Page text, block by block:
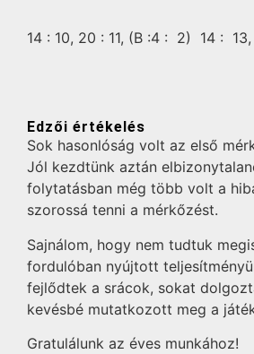
14 : 10, 20 : 11, (B :4 : 2) 14 : 13,
Edzői értékelés
Sok hasonlóság volt az első
Jól kezdtünk aztán
folytatásban még több volt a
szorossá tenni a mérkőzést.
Sajnálom, hogy nem tudtuk
fordulóban nyújtott
fejlődtek a srácok, sokat
kevésbé mutatkozott meg a
Gratulálunk az éves munkához!